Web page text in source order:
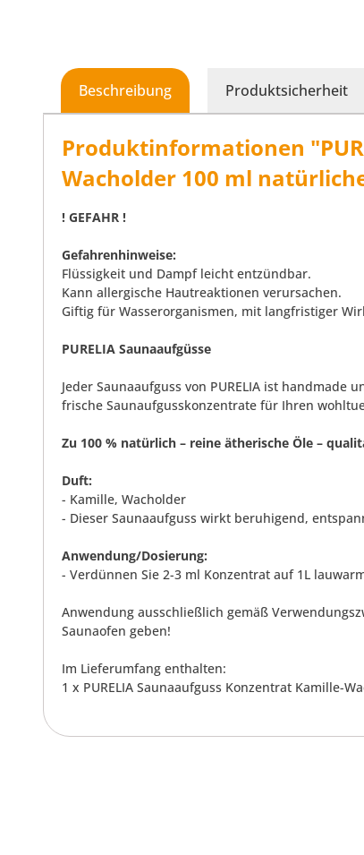
Beschreibung Produktsicherheit
Produktinformationen
Wacholder 100 ml
! GEFAHR !
Gefahrenhinweise:
Flüssigkeit und Dampf leicht entzündbar.
Kann allergische Hautreaktionen verursachen.
Giftig für Wasserorganismen, mit langfristiger
PURELIA Saunaaufgüsse
Jeder Saunaaufguss von PURELIA ist
frische Saunaufgusskonzentrate für Ihren
Zu 100 % natürlich – reine ätherische Öle –
Duft:
- Kamille, Wacholder
- Dieser Saunaaufguss wirkt beruhigend,
Anwendung/Dosierung:
- Verdünnen Sie 2-3 ml Konzentrat auf 1L
Anwendung ausschließlich gemäß
Saunaofen geben!
Im Lieferumfang enthalten:
1 x PURELIA Saunaaufguss Konzentrat Kamille-